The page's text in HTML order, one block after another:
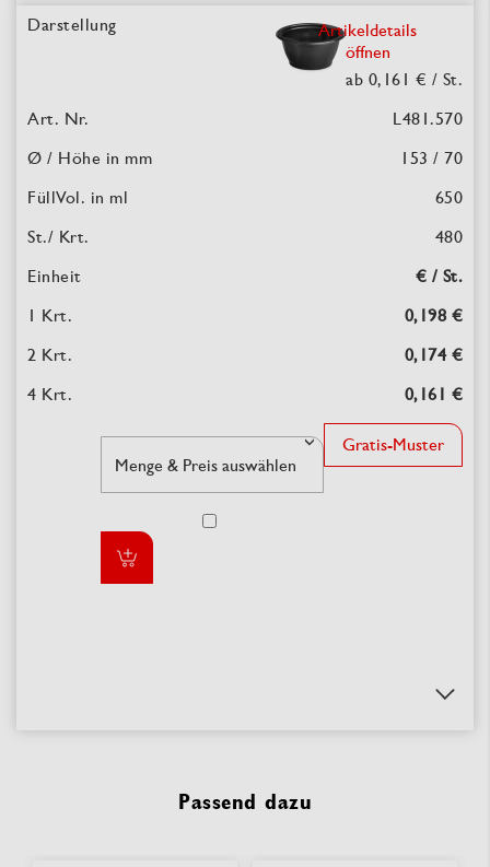
Artikeldetails
öffnen
ab 0,161 € / St.
L481.570
153 / 70
650
480
€ / St.
0,198 €
0,174 €
0,161 €
Gratis-Muster
Passend dazu